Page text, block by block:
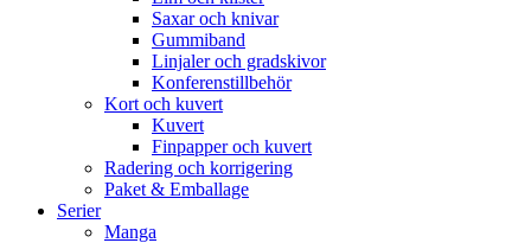
Saxar och knivar
Gummiband
Linjaler och gradskivor
Konferenstillbehör
Kort och kuvert
Kuvert
Finpapper och kuvert
Radering och korrigering
Paket & Emballage
Serier
Manga